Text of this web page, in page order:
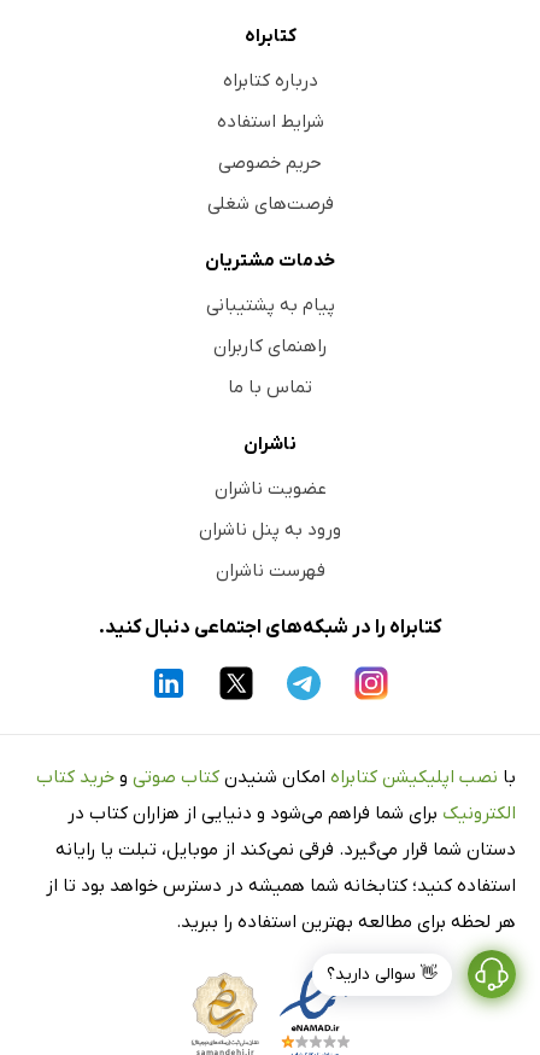
👋 سوالی دارید؟
کتابراه
درباره کتابراه
شرایط استفاده
حریم خصوصی
فرصت‌های شغلی
خدمات مشتریان
پیام به پشتیبانی
راهنمای کاربران
تماس با ما
ناشران
عضویت ناشران
ورود به پنل ناشران
فهرست ناشران
کتابراه را در شبکه‌های اجتماعی دنبال کنید.
با نصب اپلیکیشن کتابراه امکان شنیدن کتاب صوتی و خرید کتاب
الکترونیک برای شما فراهم می‌شود و دنیایی از هزاران کتاب در
دستان شما قرار می‌گیرد. فرقی نمی‌کند از موبایل، تبلت یا رایانه
استفاده کنید؛ کتابخانه شما همیشه در دسترس خواهد بود تا از
هر لحظه برای مطالعه بهترین استفاده را ببرید.